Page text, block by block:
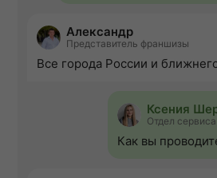
Александр
Представитель франшизы
Все города России и
Ксения
Отдел
Как вы